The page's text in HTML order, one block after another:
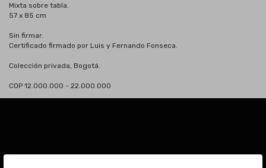
Mixta sobre tabla.
57 x 85 cm
Sin firmar.
Certificado firmado por Luis y Fernando Fonseca.
Colección privada, Bogotá.
COP 12.000.000 - 22.000.000